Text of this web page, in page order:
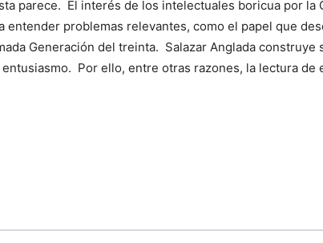
parece. El interés de los intelectuales boricua por
entender problemas relevantes, como el papel que
Generación del treinta. Salazar Anglada
Por ello, entre otras razones, la lectura de